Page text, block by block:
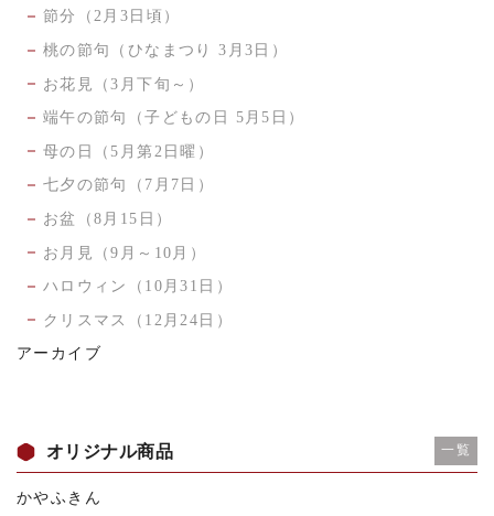
節分（2月3日頃）
桃の節句（ひなまつり 3月3日）
お花見（3月下旬～）
端午の節句（子どもの日 5月5日）
母の日（5月第2日曜）
七夕の節句（7月7日）
お盆（8月15日）
お月見（9月～10月）
ハロウィン（10月31日）
クリスマス（12月24日）
アーカイブ
オリジナル商品 一覧
かやふきん